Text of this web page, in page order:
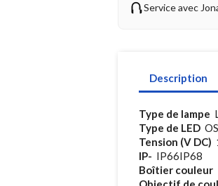
Service avec
Description
Type de lampe
Type de LED
Tension (V DC)
IP- IP66IP68
Boîtier couleur